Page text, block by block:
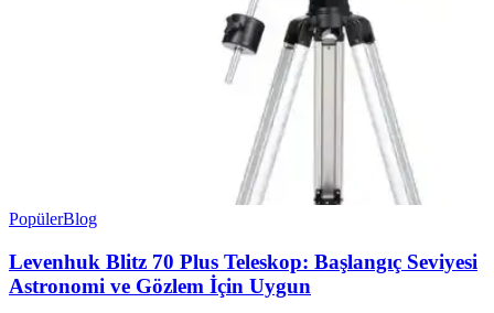
PopülerBlog
Levenhuk Blitz 70 Plus Teleskop: Başlangıç Seviyesi
Astronomi ve Gözlem İçin Uygun